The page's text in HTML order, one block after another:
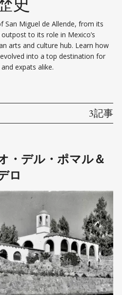
San Miguel de Allende, from its
to its role in Mexico’s
arts and culture hub. Learn how
into a top destination for
expats alike.
3記事
・デル・ポマル＆
ロ